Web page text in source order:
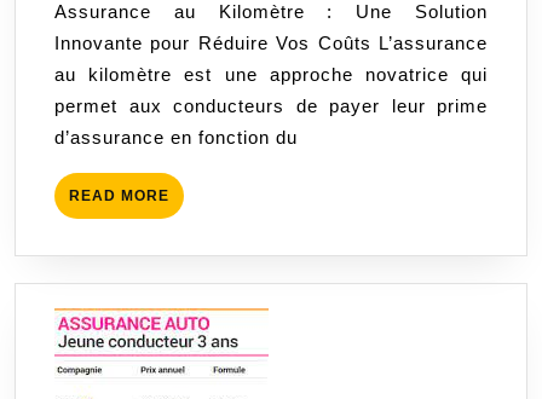
au
Kilomètre
Assurance au Kilomètre : Une Solution
Innovante pour Réduire Vos Coûts L’assurance
au kilomètre est une approche novatrice qui
permet aux conducteurs de payer leur prime
d’assurance en fonction du
READ MORE READ
MORE